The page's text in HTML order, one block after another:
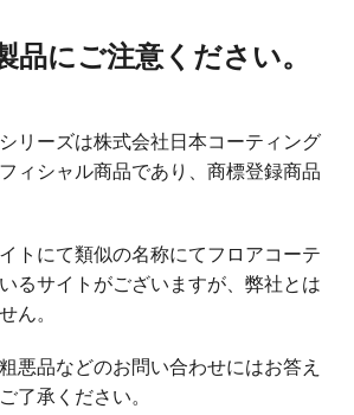
品にご注意ください。
リーズは株式会社日本コーティング
ィシャル商品であり、商標登録商品
トにて類似の名称にてフロアコーテ
るサイトがございますが、弊社とは
ん。
悪品などのお問い合わせにはお答え
了承ください。